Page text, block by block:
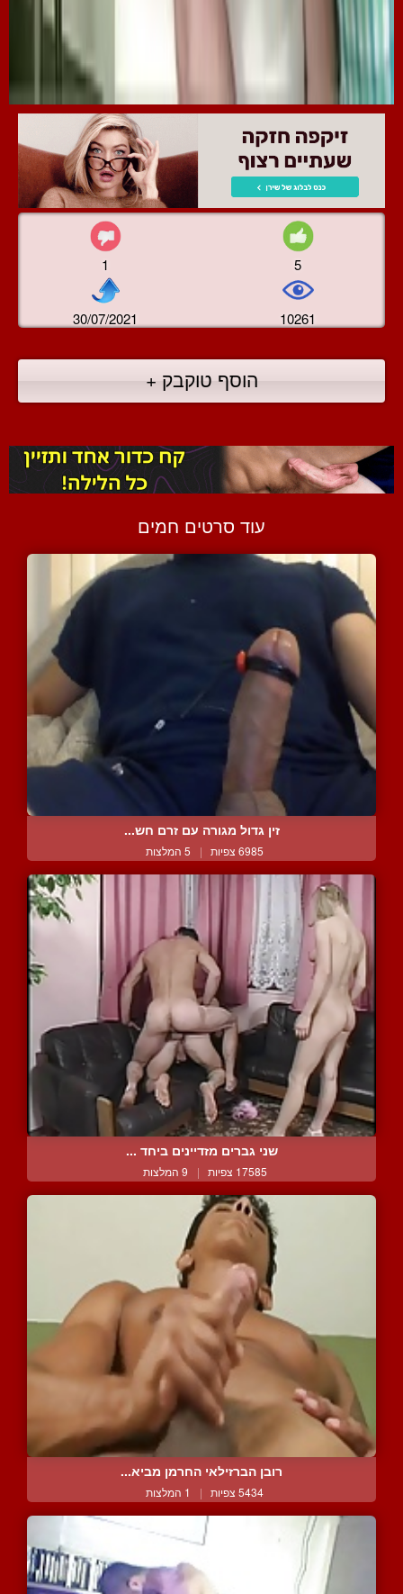
1 5
30/07/2021 10261
הוסף טוקבק +
עוד סרטים חמים
זין גדול מגורה עם זרם חש...
6985 צפיות | 5 המלצות
שני גברים מזדיינים ביחד ...
17585 צפיות | 9 המלצות
רובן הברזילאי החרמן מביא...
5434 צפיות | 1 המלצות